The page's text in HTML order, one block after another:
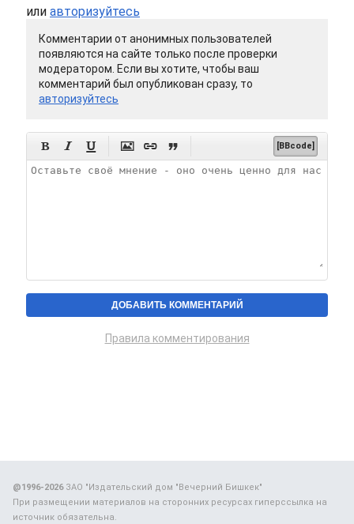
или авторизуйтесь
Комментарии от анонимных пользователей
появляются на сайте только после проверки
модератором. Если вы хотите, чтобы ваш
комментарий был опубликован сразу, то
авторизуйтесь
      [BBcode]
Правила комментирования
@1996-2026ЗАО "Издательский дом "Вечерний Бишкек"
При размещении материалов на сторонних ресурсах гиперссылка на
источник обязательна.